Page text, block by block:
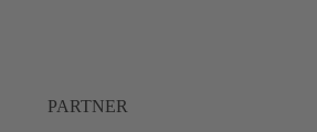
PARTNER